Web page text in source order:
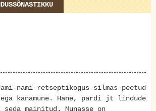
nami retseptikogus silmas peetud
kanamune. Hane, pardi jt lindude
seda mainitud. Munasse on